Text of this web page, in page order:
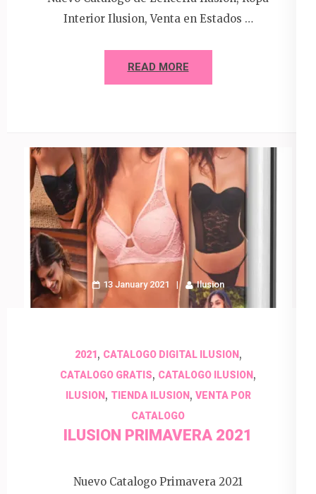
Interior Ilusion, Venta en Estados …
READ MORE
13 January 2021 Ilusion
2021, CATALOGO DIGITAL ILUSION,
CATALOGO GRATIS, CATALOGO ILUSION ,
ILUSION, TIENDA ILUSION, VENTA POR
CATALOGO
ILUSION PRIMAVERA 2021
Nuevo Catalogo Primavera 2021